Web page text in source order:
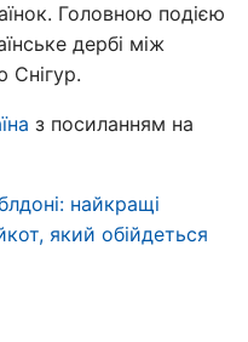
Головною подією
дербі між
Снігур.
з посиланням на
найкращі
який обійдеться